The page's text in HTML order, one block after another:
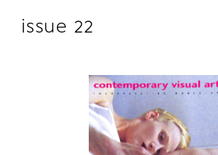
SCHOLARSHIP
issue 22